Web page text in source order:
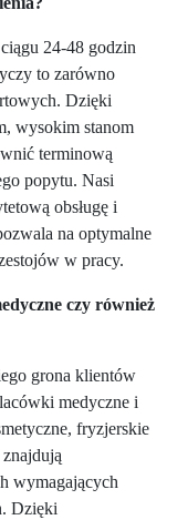
24-48 godzin
to zarówno
Dzięki
wysokim stanom
terminową
popytu. Nasi
obsługę i
na optymalne
w pracy.
czy również
grona klientów
medyczne i
fryzjerskie
wymagających
Dzięki